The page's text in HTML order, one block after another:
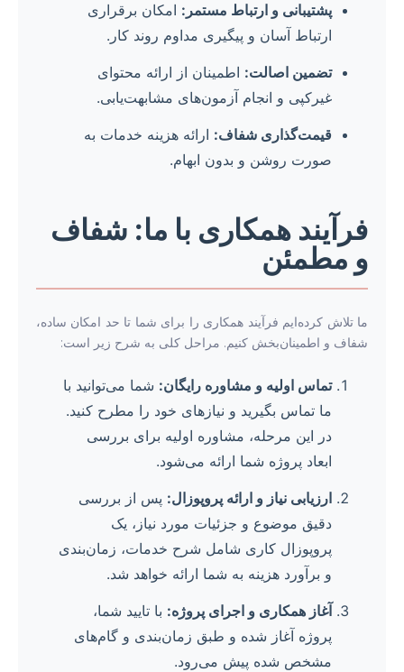
پشتیبانی و ارتباط مستمر: امکان برقراری
ارتباط آسان و پیگیری مداوم روند کار.
تضمین اصالت: اطمینان از ارائه محتوای
غیرکپی و انجام آزمون‌های مشابهت‌یابی.
قیمت‌گذاری شفاف: ارائه هزینه خدمات به
صورت روشن و بدون ابهام.
فرآیند همکاری با ما: شفاف
و مطمئن
ما تلاش کرده‌ایم فرآیند همکاری را برای شما تا حد امکان ساده،
شفاف و اطمینان‌بخش کنیم. مراحل کلی به شرح زیر است:
تماس اولیه و مشاوره رایگان: شما می‌توانید با
ما تماس بگیرید و نیازهای خود را مطرح کنید.
در این مرحله، مشاوره اولیه برای بررسی
ابعاد پروژه شما ارائه می‌شود.
ارزیابی نیاز و ارائه پروپوزال: پس از بررسی
دقیق موضوع و جزئیات مورد نیاز، یک
پروپوزال کاری شامل شرح خدمات، زمان‌بندی
و برآورد هزینه به شما ارائه خواهد شد.
آغاز همکاری و اجرای پروژه: با تایید شما،
پروژه آغاز شده و طبق زمان‌بندی و گام‌های
مشخص شده پیش می‌رود.